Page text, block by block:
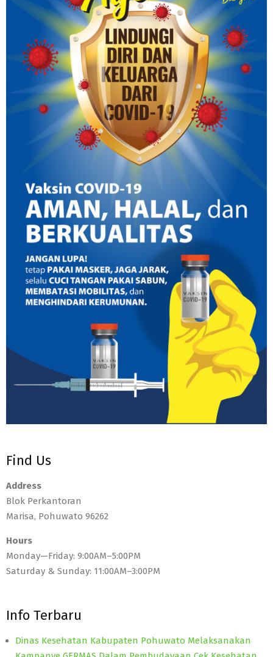
Find Us
Address
Blok Perkantoran
Marisa, Pohuwato 96262
Hours
Monday—Friday: 9:00AM–5:00PM
Saturday & Sunday: 11:00AM–3:00PM
Info Terbaru
Dinas Kesehatan Kabupaten Pohuwato Melaksanakan